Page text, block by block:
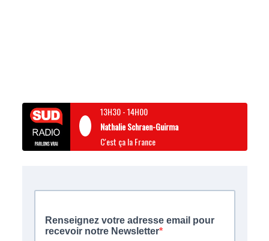
13H30-14H00
Nathalie Schraen-Guirma
C'est ça la France